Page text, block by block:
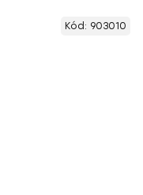
Kód: 903010